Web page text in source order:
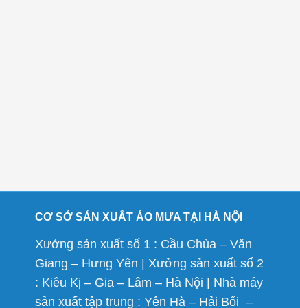
CƠ SỞ SẢN XUẤT ÁO MƯA TẠI HÀ NỘI
Xưởng sản xuất số 1 : Cầu Chùa – Văn
Giang – Hưng Yên | Xưởng sản xuất số 2
: Kiêu Kị – Gia – Lâm – Hà Nội | Nhà máy
sản xuất tập trung : Yên Hà – Hải Bối –